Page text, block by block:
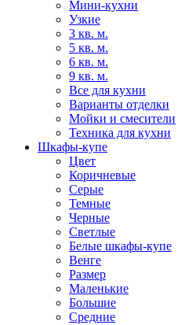
Мини-кухни
Узкие
3 кв. м.
5 кв. м.
6 кв. м.
9 кв. м.
Все для кухни
Варианты отделки
Мойки и смесители
Техника для кухни
Шкафы-купе
Цвет
Коричневые
Серые
Темные
Черные
Светлые
Белые шкафы-купе
Венге
Размер
Маленькие
Большие
Средние